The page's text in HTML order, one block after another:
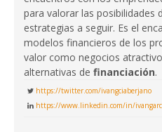
para valorar las posibilidades
estrategias a seguir. Es el
modelos financieros de los
valor como negocios
alternativas de financiación.
https://twitter.com/ivangciaberjano
https://www.linkedin.com/in/